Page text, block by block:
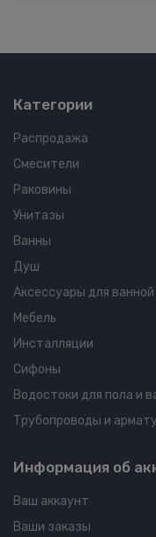
Категории
Распродажа
Смесители
Раковины
Унитазы
Ванны
Душ
Аксессуары для
Мебель
Инсталляции
Сифоны
Водостоки для пола и
Трубопроводы и
Информация об
Ваш аккаунт
Ваши заказы